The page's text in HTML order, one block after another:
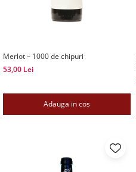
Merlot – 1000 de chipuri
53,00 Lei
Adauga in cos